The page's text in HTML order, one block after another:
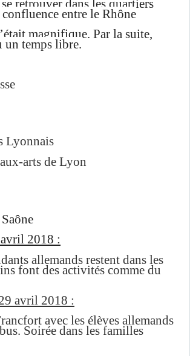
retrouver dans les quartiers
entre le Rhône
magnifique. Par la suite,
un temps libre.
Lyonnais
arts de Lyon
2018 :
allemands restent dans les
font des activités comme du
avril 2018 :
avec les élèves allemands
Soirée dans les familles